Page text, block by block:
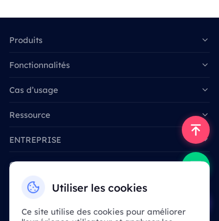
Utiliser les cookies
Ce site utilise des cookies pour améliorer
Produits
Fonctionnalités
Cas d’usage
Ressource
ENTREPRISE
Contactez-nous
Email: support@smartproxy.org